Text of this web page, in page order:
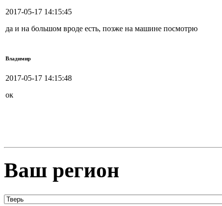
2017-05-17 14:15:45
да и на большом вроде есть, позже на машине посмотрю
Владимир
2017-05-17 14:15:48
ок
Ваш регион